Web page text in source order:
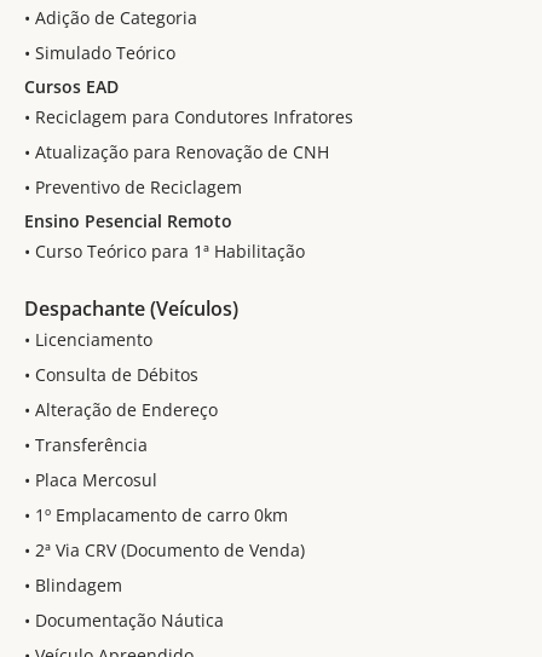
• Adição de Categoria
• Simulado Teórico
Cursos EAD
• Reciclagem para Condutores Infratores
• Atualização para Renovação de CNH
• Preventivo de Reciclagem
Ensino Pesencial Remoto
• Curso Teórico para 1ª Habilitação
Despachante (Veículos)
• Licenciamento
• Consulta de Débitos
• Alteração de Endereço
• Transferência
• Placa Mercosul
• 1º Emplacamento de carro 0km
• 2ª Via CRV (Documento de Venda)
• Blindagem
• Documentação Náutica